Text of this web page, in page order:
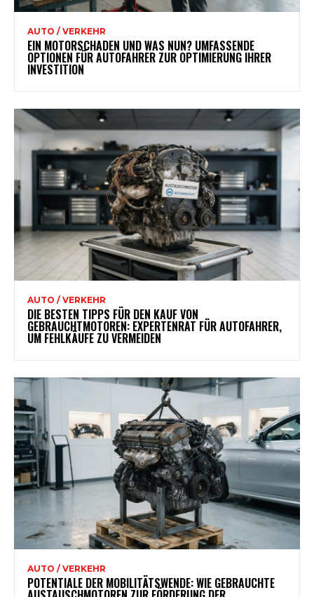
AUTO / VERKEHR
EIN MOTORSCHADEN UND WAS NUN? UMFASSENDE
OPTIONEN FÜR AUTOFAHRER ZUR OPTIMIERUNG IHRER
INVESTITION
AUTO / VERKEHR
DIE BESTEN TIPPS FÜR DEN KAUF VON
GEBRAUCHTMOTOREN: EXPERTENRAT FÜR AUTOFAHRER,
UM FEHLKÄUFE ZU VERMEIDEN
AUTO / VERKEHR
POTENTIALE DER MOBILITÄTSWENDE: WIE GEBRAUCHTE